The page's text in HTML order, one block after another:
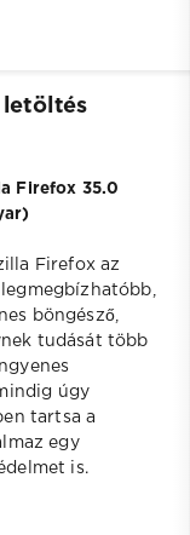
letöltés
Firefox 35.0
Firefox az
böngésző,
tudását több
úgy
tartsa a
egy
is.